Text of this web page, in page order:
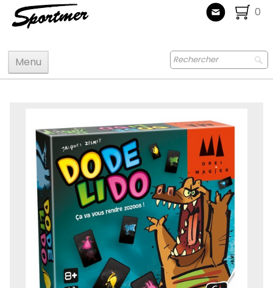
0
Menu
Accastillage accessoires
Peinture
Radiocommande
Jouets
Puzzle
Rolife-3D